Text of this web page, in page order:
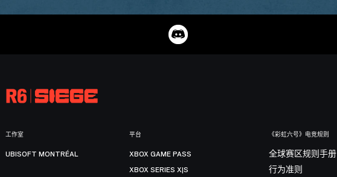
工作室
UBISOFT MONTRÉAL
平台
XBOX GAME PASS
XBOX SERIES X|S
《彩虹六号》电竞规则
全球赛区规则手册
行为准则